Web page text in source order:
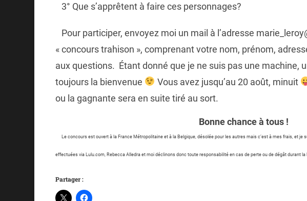
3° Que s’apprêtent à faire ces personnages?
Pour participer, envoyez moi un mail à l’adresse
« concours trahison », comprenant votre nom, prénom,
aux questions. Étant donné que je ne suis pas une machine,
toujours la bienvenue
Vous avez jusqu’au 20 août, minuit
ou la gagnante sera en suite tiré au sort.
Bonne chance à tous !
Le concours est ouvert à la France Métropolitaine et à la Belgique, désolée pour les autres mais c’est à mes frais, et je
effectuées via Lulu.com, Rebecca Alledra et moi déclinons donc toute responsabilité en cas de perte ou de dégât durant la
Partager :